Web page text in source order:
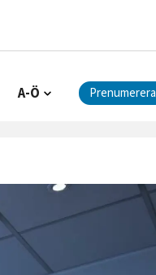
A-Ö Prenumerera